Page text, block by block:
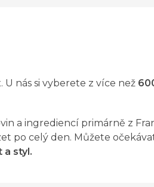
U nás si vyberete z více než
a ingrediencí primárně z
po celý den. Můžete
a styl.